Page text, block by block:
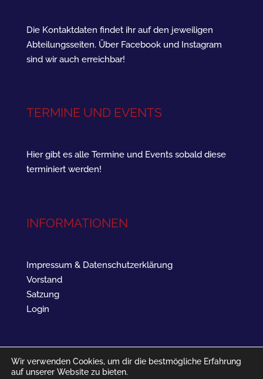
Die Kontaktdaten findet ihr auf den jeweiligen
Abteilungsseiten. Über Facebook und Instagram
sind wir auch erreichbar!
TERMINE UND EVENTS
Hier gibt es alle Termine und Events sobald diese
terminiert werden!
INFORMATIONEN
Impressum & Datenschutzerklärung
Vorstand
Satzung
Login
Wir verwenden Cookies, um dir die bestmögliche Erfahrung
auf unserer Website zu bieten.